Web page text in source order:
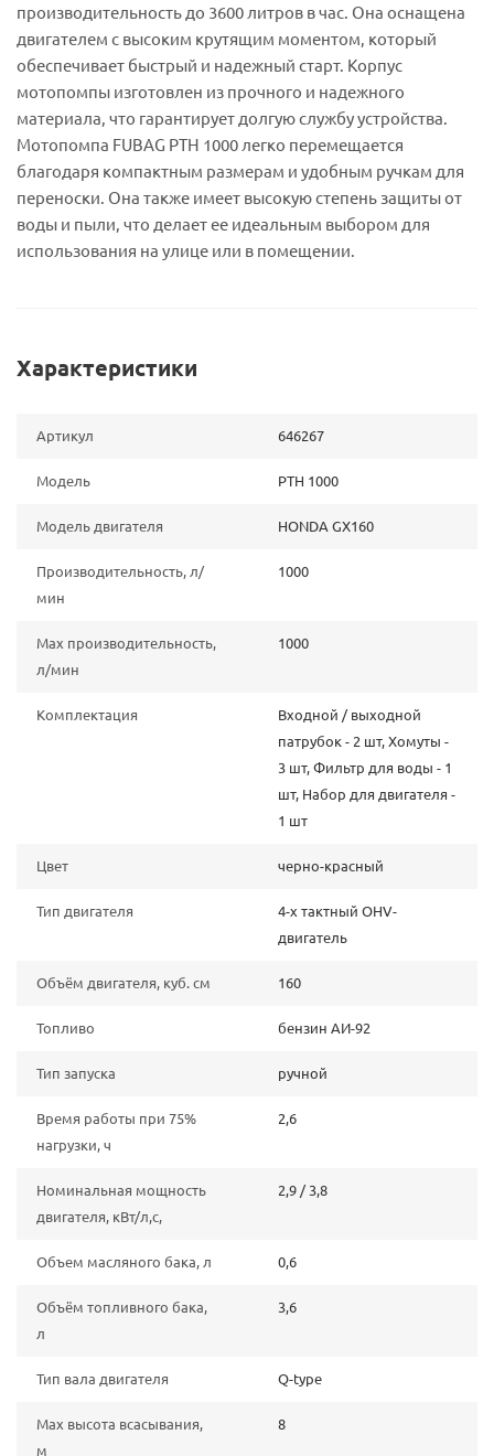
производительность до 3600 литров в час. Она оснащена
двигателем с высоким крутящим моментом, который
обеспечивает быстрый и надежный старт. Корпус
мотопомпы изготовлен из прочного и надежного
материала, что гарантирует долгую службу устройства.
Мотопомпа FUBAG PTH 1000 легко перемещается
благодаря компактным размерам и удобным ручкам для
переноски. Она также имеет высокую степень защиты от
воды и пыли, что делает ее идеальным выбором для
использования на улице или в помещении.
Характеристики
Артикул 646267
Модель PTH 1000
Модель двигателя HONDA GX160
Производительность, л/
мин
1000
Max производительность,
л/мин
1000
Комплектация
Входной / выходной
патрубок - 2 шт, Хомуты -
3 шт, Фильтр для воды - 1
шт, Набор для двигателя -
1 шт
Цвет черно-красный
Тип двигателя
4-х тактный OHV-
двигатель
Объём двигателя, куб. см 160
Топливо бензин АИ-92
Тип запуска ручной
Время работы при 75%
нагрузки, ч
2,6
Номинальная мощность
двигателя, кВт/л,с,
2,9 / 3,8
Объем масляного бака, л 0,6
Объём топливного бака,
л
3,6
Тип вала двигателя Q-type
Max высота всасывания,
м
8